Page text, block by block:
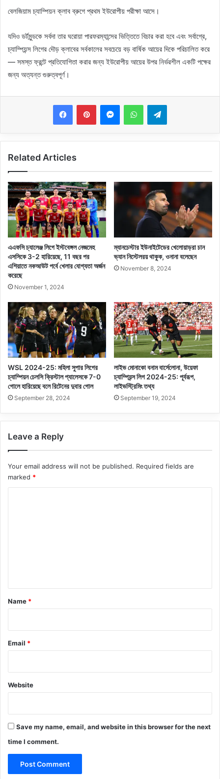
বেলজিয়াম চ্যাম্পিয়ন ক্লাব ব্রুগে প্রথম ইউরোপীয় পরীক্ষা আসে।
যদিও ডর্টমুন্ডকে সর্বদা তার ঘরোয়া পারফরম্যান্সের ভিত্তিতে বিচার করা হবে এবং সর্বাগ্রে,
চ্যাম্পিয়ন্স লিগের দৌড় ক্লাবের সর্বকালের সবচেয়ে বড় বার্ষিক আয়ের দিকে পরিচালিত করে
— সমস্ত ফ্রন্টে প্রতিযোগিতা করার জন্য ইউরোপীয় আয়ের উপর নির্ভরশীল একটি পক্ষের
জন্য অত্যন্ত গুরুত্বপূর্ণ।
MessengerWhatsAppTelegram
Related Articles
এএফসি চ্যালেঞ্জ লিগে ইস্টবেঙ্গল নেজমেহ
এসসিকে 3-2 হারিয়েছে, 11 বছর পর
এশিয়াতে নকআউট পর্বে খেলার যোগ্যতা অর্জন
করেছে
November 1, 2024
ম্যানচেস্টার ইউনাইটেডের খেলোয়াড়রা চান
ভ্যান নিস্টেলরয় থাকুক, ওনানা বলেছেন
November 8, 2024
WSL 2024-25: মহিলা সুপার লিগের
চ্যাম্পিয়ন চেলসি ক্রিস্টাল প্যালেসকে 7-0
গোলে হারিয়েছে বলে রিটেনের দুবার গোল
September 28, 2024
লাইভ মোনাকো বনাম বার্সেলোনা, উয়েফা
চ্যাম্পিয়ন্স লিগ 2024-25: পূর্বরূপ,
লাইভস্ট্রিমিং তথ্য
September 19, 2024
Leave a Reply
Your email address will not be published. Required fields are
marked *
*
Name *
Email *
Website
Save my name, email, and website in this browser for the next
time I comment.